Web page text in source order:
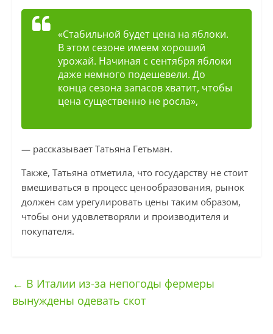
«Стабильной будет цена на яблоки.
В этом сезоне имеем хороший
урожай. Начиная с сентября яблоки
даже немного подешевели. До
конца сезона запасов хватит, чтобы
цена существенно не росла»,
— рассказывает Татьяна Гетьман.
Также, Татьяна отметила, что государству не стоит
вмешиваться в процесс ценообразования, рынок
должен сам урегулировать цены таким образом,
чтобы они удовлетворяли и производителя и
покупателя.
← В Италии из-за непогоды фермеры
вынуждены одевать скот